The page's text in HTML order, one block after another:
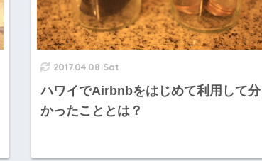
2017.04.08 Sat
ハワイでAirbnbをはじめて利用して分
かったこととは？